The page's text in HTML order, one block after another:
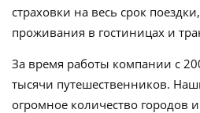
страховки на весь срок
проживания в гостиницах и
За время работы компании с
тысячи путешественников.
огромное количество городов